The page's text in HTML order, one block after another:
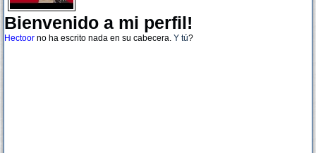
Bienvenido a mi perfil!
Hectoor no ha escrito nada en su cabecera. Y tú?